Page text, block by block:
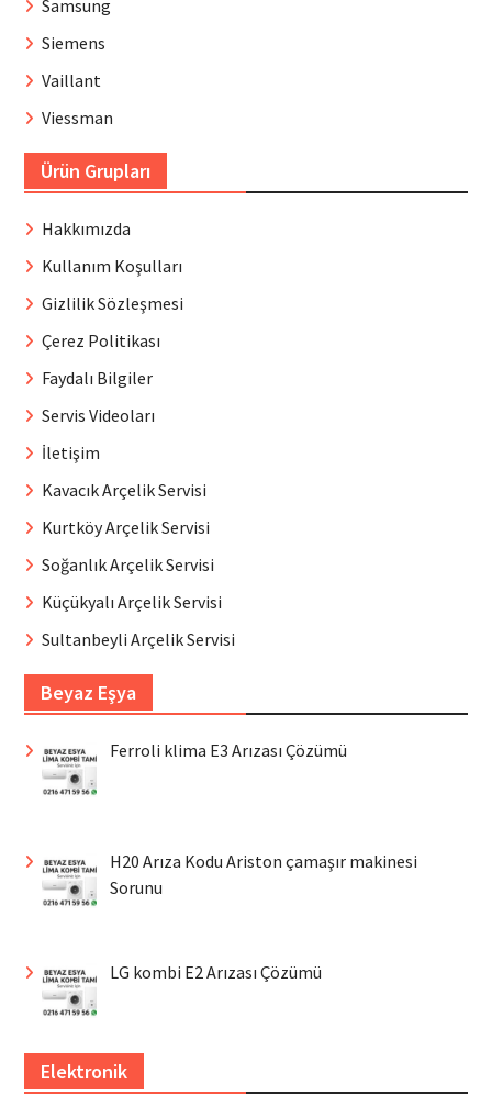
Samsung
Siemens
Vaillant
Viessman
Ürün Grupları
Hakkımızda
Kullanım Koşulları
Gizlilik Sözleşmesi
Çerez Politikası
Faydalı Bilgiler
Servis Videoları
İletişim
Kavacık Arçelik Servisi
Kurtköy Arçelik Servisi
Soğanlık Arçelik Servisi
Küçükyalı Arçelik Servisi
Sultanbeyli Arçelik Servisi
Beyaz Eşya
Ferroli klima E3 Arızası Çözümü
H20 Arıza Kodu Ariston çamaşır makinesi
Sorunu
LG kombi E2 Arızası Çözümü
Elektronik